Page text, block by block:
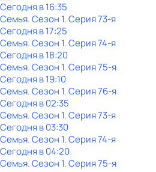
Сегодня в 16:35
Семья. Сезон 1. Серия 73-я
Сегодня в 17:25
Семья. Сезон 1. Серия 74-я
Сегодня в 18:20
Семья. Сезон 1. Серия 75-я
Сегодня в 19:10
Семья. Сезон 1. Серия 76-я
Сегодня в 02:35
Семья. Сезон 1. Серия 73-я
Сегодня в 03:30
Семья. Сезон 1. Серия 74-я
Сегодня в 04:20
Семья. Сезон 1. Серия 75-я